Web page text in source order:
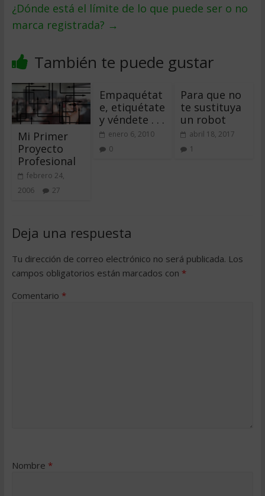
¿Dónde está el límite de lo que puede ser o no
marca registrada? →
También te puede gustar
Mi Primer
Proyecto
Profesional
febrero 24,
2006
27
Empaquétat
e, etiquétate
y véndete . . .
enero 6, 2010
0
Para que no
te sustituya
un robot
abril 18, 2017
1
Deja una respuesta
Tu dirección de correo electrónico no será publicada. Los
campos obligatorios están marcados con *
Comentario *
Nombre *